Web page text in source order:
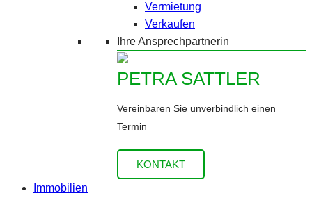
Vermietung
Verkaufen
Ihre Ansprechpartnerin
PETRA SATTLER
Vereinbaren Sie unverbindlich einen
Termin
KONTAKT
Immobilien